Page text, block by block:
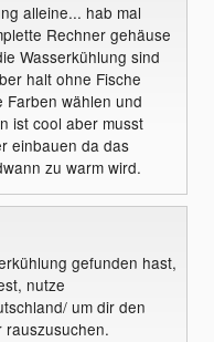
alleine... hab mal
Rechner gehäuse
Wasserkühlung sind
halt ohne Fische
Farben wählen und
ist cool aber musst
einbauen da das
zu warm wird.
gefunden hast,
nutze
um dir den
rauszusuchen.